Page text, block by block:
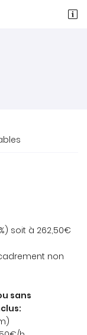

désinscription
soit à 262,50€
non
sans